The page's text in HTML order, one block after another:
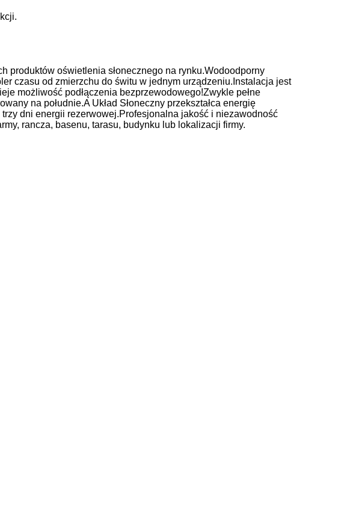
produktów oświetlenia słonecznego na rynku.Wodoodporny
czasu od zmierzchu do świtu w jednym urządzeniu.Instalacja jest
możliwość podłączenia bezprzewodowego!Zwykle pełne
na południe.A Układ Słoneczny przekształca energię
dni energii rezerwowej.Profesjonalna jakość i niezawodność
rancza, basenu, tarasu, budynku lub lokalizacji firmy.